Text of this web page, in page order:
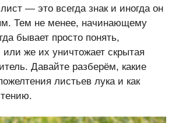
— это всегда знак и иногда он
Тем не менее, начинающему
бывает просто понять,
же их уничтожает скрытая
Давайте разберём, какие
листьев лука и как